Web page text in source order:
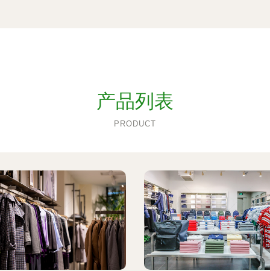
产品列表
PRODUCT